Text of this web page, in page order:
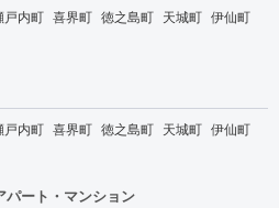
戸内町 喜界町 徳之島町 天城町 伊仙町
戸内町 喜界町 徳之島町 天城町 伊仙町
パート・マンション